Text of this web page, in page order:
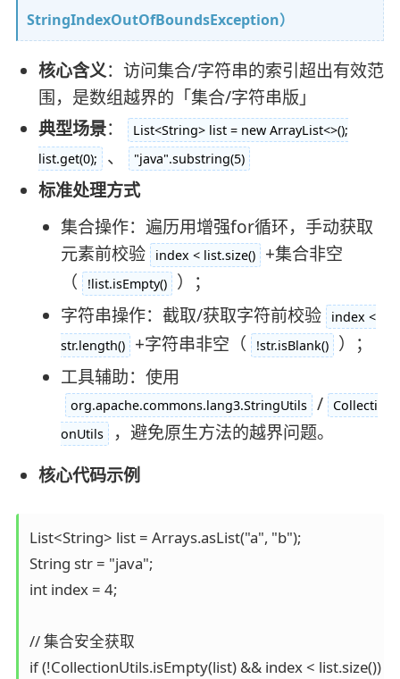
StringIndexOutOfBoundsException）
核心含义：访问集合/字符串的索引超出有效范
围，是数组越界的「集合/字符串版」
典型场景：
List<String> list = new ArrayList<>();
list.get(0);
、 "java".substring(5)
标准处理方式
集合操作：遍历用增强for循环，手动获取
元素前校验
index < list.size()
+集合非空
（
!list.isEmpty()
）；
字符串操作：截取/获取字符前校验
index <
str.length()
+字符串非空（ !str.isBlank()
）；
工具辅助：使用
org.apache.commons.lang3.StringUtils /
Collecti
onUtils
，避免原生方法的越界问题。
核心代码示例
List<String> list = Arrays.asList("a", "b");
String str = "java";
int index = 4;
// 集合安全获取
if (!CollectionUtils.isEmpty(list) && index < list.size()) {